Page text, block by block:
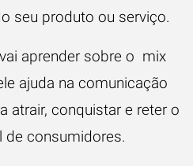
seu produto ou serviço.
aprender sobre o mix
ajuda na comunicação
atrair, conquistar e reter o
de consumidores.